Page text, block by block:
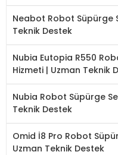
Neabot Robot Süpürge
Teknik Destek
Nubia Eutopia R550
Hizmeti | Uzman Teknik
Nubia Robot Süpürge
Teknik Destek
Omid İ8 Pro Robot
Uzman Teknik Destek